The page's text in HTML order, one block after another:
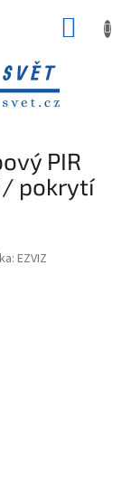
PIR
pokrytí
EZVIZ